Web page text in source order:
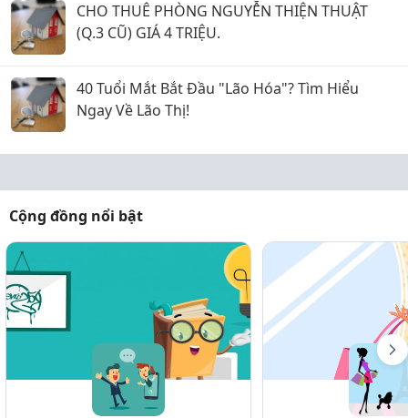
CHO THUÊ PHÒNG NGUYỄN THIỆN THUẬT
(Q.3 CŨ) GIÁ 4 TRIỆU.
40 Tuổi Mắt Bắt Đầu "Lão Hóa"? Tìm Hiểu
Ngay Về Lão Thị!
Cộng đồng nổi bật